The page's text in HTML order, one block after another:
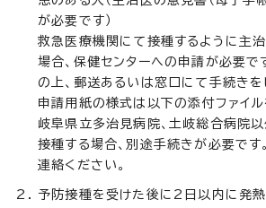
が必要です）
救急医療機関にて接種するように主
場合、保健センターへの申請が必要で
の上、郵送あるいは窓口にて手続きを
申請用紙の様式は以下の添付ファイル
岐阜県立多治見病院、土岐総合病院
接種する場合、別途手続きが必要です
連絡ください。
予防接種を受けた後に2日以内に発熱